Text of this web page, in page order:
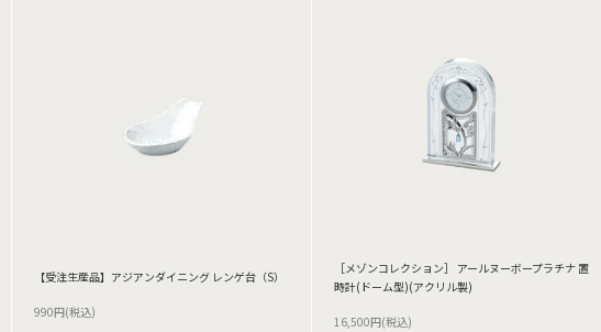
【受注生産品】アジアンダイニング レンゲ台（S）
990円(税込)
［メゾンコレクション］ アールヌーボープラチナ 置
時計(ドーム型)(アクリル製)
16,500円(税込)